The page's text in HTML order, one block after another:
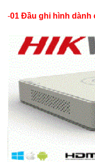
-01 Đầu ghi hình dành